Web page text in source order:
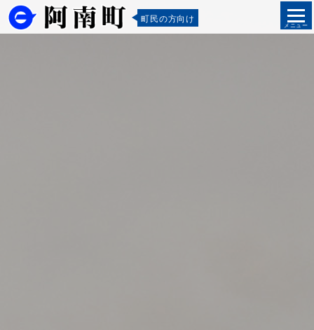
町民の方向け
メニュー